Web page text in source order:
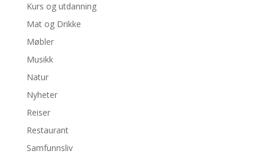
Kurs og utdanning
Mat og Drikke
Møbler
Musikk
Natur
Nyheter
Reiser
Restaurant
Samfunnsliv